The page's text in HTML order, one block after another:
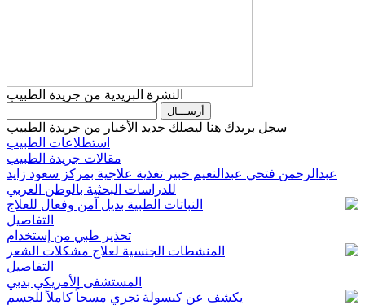
النشرة البريدية من جريدة الطبيب
سجل بريدك هنا ليصلك جديد الأخبار من جريدة الطبيب
استطلاعات الطبيب
مقالات جريدة الطبيب
عبدالرحمن فتحي عبدالنعيم خبير تغذية علاجية بمركز سعود زايد
للدراسات البحثية بالوطن العربي
النباتات الطبية بديل آمن وفعال للعلاج
التفاصيل
تحذير طبي من إستخدام
المنشطات الجنسية لعلاج مشكلات الشعر
التفاصيل
المستشفى الأمريكي بدبي
يكشف عن كبسولة تجري مسحاً كاملاً للجسم